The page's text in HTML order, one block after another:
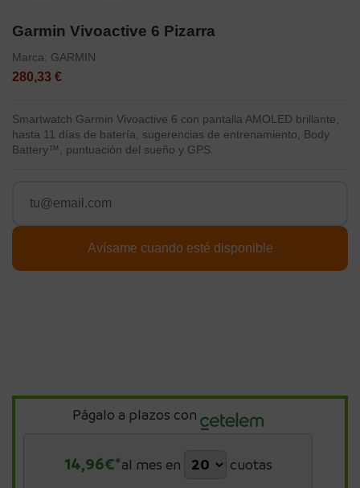
Garmin Vivoactive 6 Pizarra
Marca: GARMIN
280,33 €
Smartwatch Garmin Vivoactive 6 con pantalla AMOLED brillante,
hasta 11 días de batería, sugerencias de entrenamiento, Body
Battery™, puntuación del sueño y GPS.
Págalo a plazos con
14,96€*al mes en cuotas